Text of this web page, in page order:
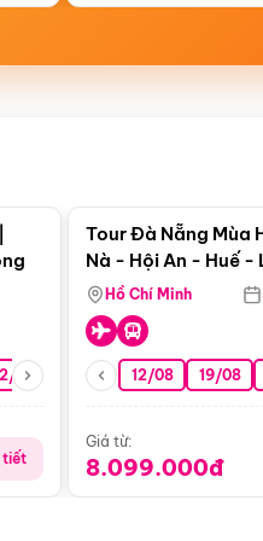
08 26/08 05/09 09/09
tiết
Tour Đà Nẵng Mùa
Nà - Hội An - Huế -
Động Thiên Đường
Hồ Chí Minh
12/08 19/08
Giá từ:
8.099.000đ